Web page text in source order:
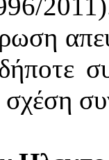
σχέση